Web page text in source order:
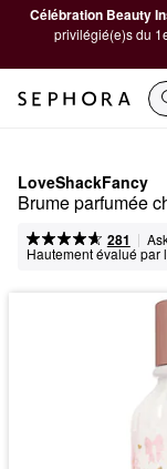
Célébration Beauty
privilégié(e)s du
LoveShackFancy
Brume parfumée
281 |
Hautement évalué par